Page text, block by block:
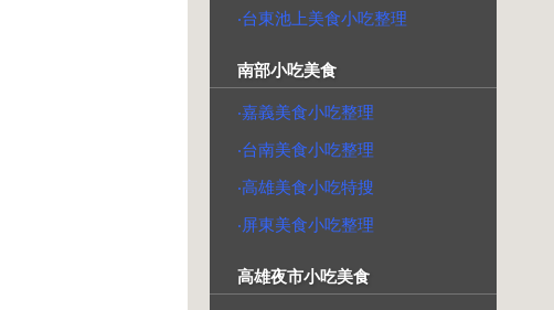
‧台東池上美食小吃整理
南部小吃美食
‧嘉義美食小吃整理
‧台南美食小吃整理
‧高雄美食小吃特搜
‧屏東美食小吃整理
高雄夜市小吃美食